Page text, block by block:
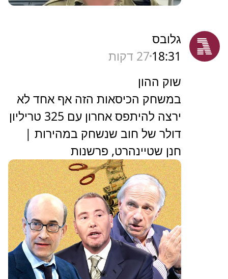
גלובס
18:31 27 דקות
שוק ההון
במשחק הכיסאות הזה אף אחד לא
ירצה להיתפס אחרון עם 325 טריליון
דולר של חוב שנשחק במהירות |
חנן שטיינהרט, פרשנות